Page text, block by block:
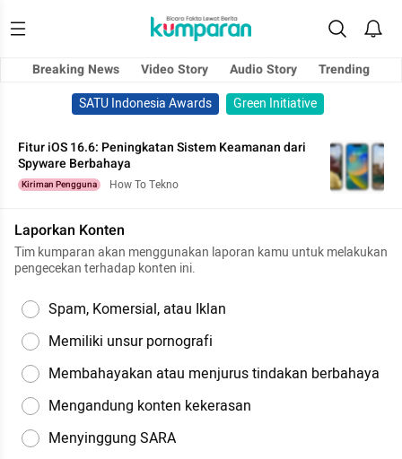
Breaking News Video Story Audio Story
Trending
SATU Indonesia Awards
Green Initiative
Fitur iOS 16.6: Peningkatan Sistem Keamanan dari
Spyware Berbahaya
Kiriman Pengguna How To Tekno
Laporkan Konten
Tim kumparan akan menggunakan laporan kamu untuk melakukan
pengecekan terhadap konten ini.
Spam, Komersial, atau Iklan
Memiliki unsur pornografi
Membahayakan atau menjurus tindakan berbahaya
Mengandung konten kekerasan
Menyinggung SARA